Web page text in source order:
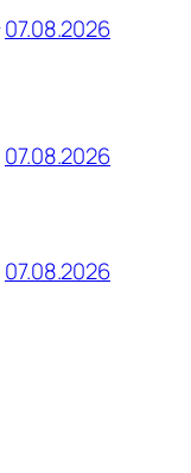
07.08.2026
07.08.2026
07.08.2026